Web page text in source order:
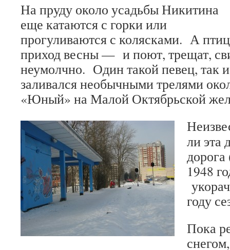
На пруду около усадьбы Никитина
еще катаются с горки или
прогуливаются с колясками. А
приход весны — и поют, трещат,
неумолчно. Один такой певец, так
заливался необычными трелями
«Юный» на Малой Октябрьской
ли эта
дорога
1948
году
Пока